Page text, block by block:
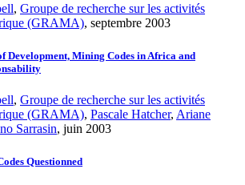
, Groupe de recherche sur les activités
(GRAMA), septembre 2003
Development, Mining Codes in Africa and
, Groupe de recherche sur les activités
(GRAMA), Pascale Hatcher, Ariane
Sarrasin, juin 2003
Questionned